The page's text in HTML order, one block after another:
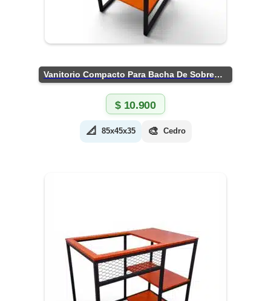
Vanitorio Compacto Para Bacha De Sobreponer
$10.900
📐 85x45x35 🎨 Cedro